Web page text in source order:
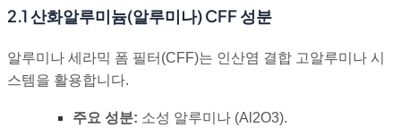
2.1 산화알루미늄(알루미나) CFF 성분
알루미나 세라믹 폼 필터(CFF)는 인산염 결합 고알루미나 시
스템을 활용합니다.
주요 성분: 소성 알루미나 (Al2O3).